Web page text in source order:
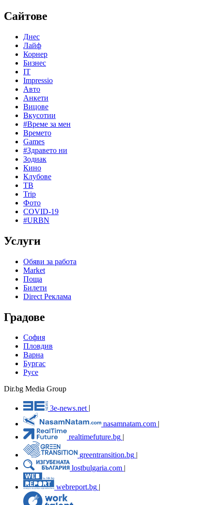
Сайтове
Днес
Лайф
Корнер
Бизнес
IT
Impressio
Авто
Анкети
Вицове
Вкусотии
#Време за мен
Времето
Games
#Здравето ни
Зодиак
Кино
Клубове
ТВ
Trip
Фото
COVID-19
#URBN
Услуги
Обяви за работа
Market
Поща
Билети
Direct Реклама
Градове
София
Пловдив
Варна
Бургас
Русе
Dir.bg Media Group
3e-news.net
nasamnatam.com |
realtimefuture.bg |
greentransition.bg |
lostbulgaria.com |
webreport.bg